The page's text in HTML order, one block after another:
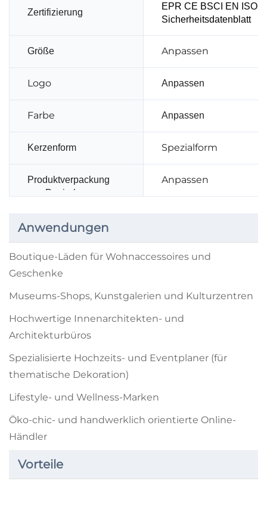
Zertifizierung
EPR CE BSCI EN ISO
Sicherheitsdatenblatt
Größe Anpassen
Logo Anpassen
Farbe Anpassen
Kerzenform Spezialform
Produktverpackung
aus Papierbox
Anpassen
Anwendungen
Boutique-Läden für Wohnaccessoires und
Geschenke
Museums-Shops, Kunstgalerien und Kulturzentren
Hochwertige Innenarchitekten- und
Architekturbüros
Spezialisierte Hochzeits- und Eventplaner (für
thematische Dekoration)
Lifestyle- und Wellness-Marken
Öko-chic- und handwerklich orientierte Online-
Händler
Vorteile